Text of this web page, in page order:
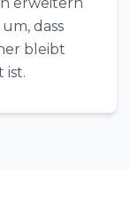
dass
bleibt
ist.